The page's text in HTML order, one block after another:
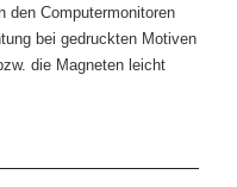
den Computermonitoren
bei gedruckten Motiven
die Magneten leicht